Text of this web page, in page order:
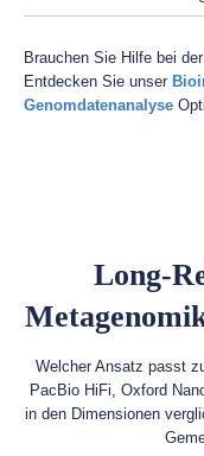
Brauchen Sie Hilfe bei
Entdecken Sie unser
Genomdatenanalyse
Long-
Welcher Ansatz passt
PacBio HiFi, Oxford
in den Dimensionen